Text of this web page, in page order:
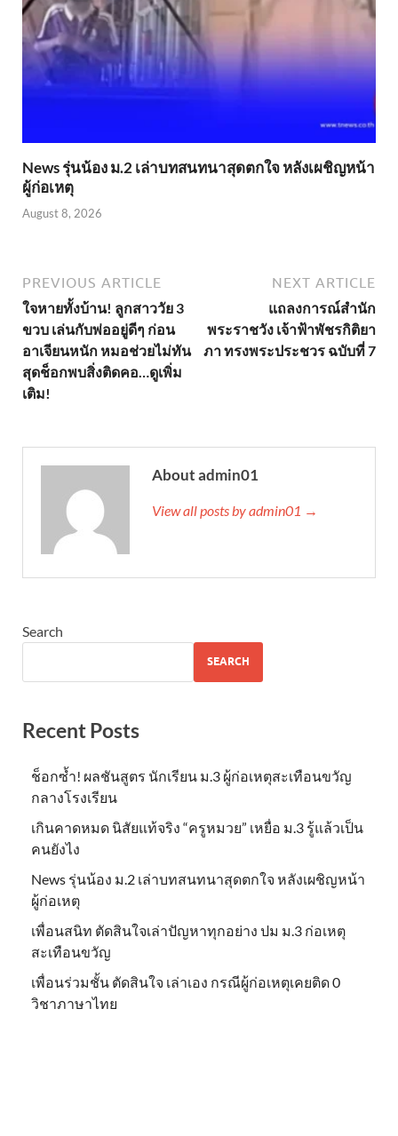
News รุ่นน้อง ม.2 เล่าบทสนทนาสุดตกใจ หลังเผชิญหน้า
ผู้ก่อเหตุ
August 8, 2026
PREVIOUS ARTICLE
ใจหายทั้งบ้าน! ลูกสาววัย 3
ขวบ เล่นกับพ่ออยู่ดีๆ ก่อน
อาเจียนหนัก หมอช่วยไม่ทัน
สุดช็อกพบสิ่งติดคอ…ดูเพิ่ม
เติม!
NEXT ARTICLE
แถลงการณ์สำนัก
พระราชวัง เจ้าฟ้าพัชรกิติยา
ภา ทรงพระประชวร ฉบับที่ 7
About admin01
View all posts by admin01 →
Search
SEARCH
Recent Posts
ช็อกซ้ำ! ผลชันสูตร นักเรียน ม.3 ผู้ก่อเหตุสะเทือนขวัญ
กลางโรงเรียน
เกินคาดหมด นิสัยแท้จริง “ครูหมวย” เหยื่อ ม.3 รู้แล้วเป็น
คนยังไง
News รุ่นน้อง ม.2 เล่าบทสนทนาสุดตกใจ หลังเผชิญหน้า
ผู้ก่อเหตุ
เพื่อนสนิท ตัดสินใจเล่าปัญหาทุกอย่าง ปม ม.3 ก่อเหตุ
สะเทือนขวัญ
เพื่อนร่วมชั้น ตัดสินใจ เล่าเอง กรณีผู้ก่อเหตุเคยติด 0
วิชาภาษาไทย